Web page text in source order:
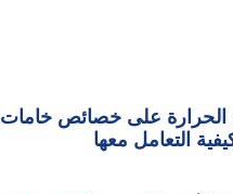
الحرارة على خصائص خامات
التعامل معها